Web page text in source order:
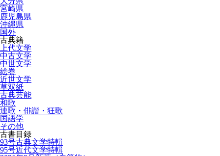
宮崎県
鹿児島県
沖縄県
国外
古典籍
上代文学
中古文学
中世文学
絵巻
近世文学
草双紙
古典芸能
和歌
連歌・俳諧・狂歌
国語学
その他
古書目録
93号古典文学特輯
95号近代文学特輯